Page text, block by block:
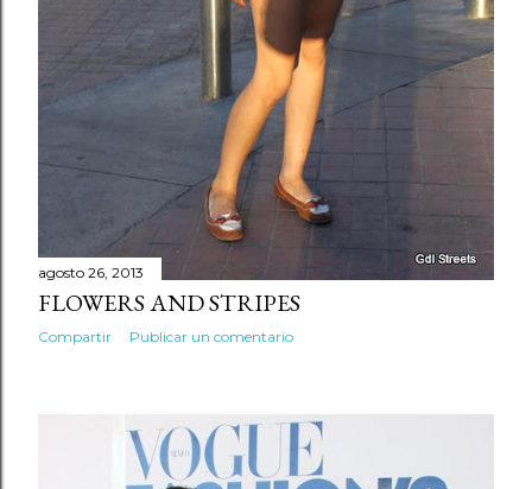
agosto 26, 2013
FLOWERS AND STRIPES
Compartir Publicar un comentario